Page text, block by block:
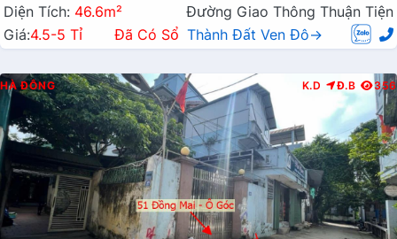
Diện Tích: 46.6m²
Đường Giao Thông Thuận Tiện
Giá:4.5-5 Tỉ Đã Có Sổ Thành Đất Ven Đô→
HÀ ĐÔNG K.D Đ.B 356